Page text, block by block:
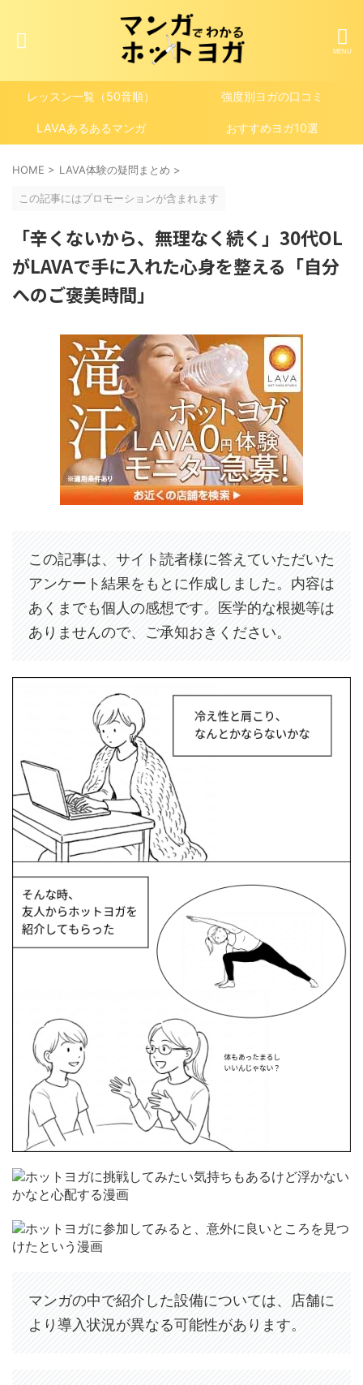
レッスン一覧（50音順） 強度別ヨガの口コミ
LAVAあるあるマンガ おすすめヨガ10選
HOME > LAVA体験の疑問まとめ >
この記事にはプロモーションが含まれます
「辛くないから、無理なく続く」30代OL
がLAVAで手に入れた心身を整える「自分
へのご褒美時間」
この記事は、サイト読者様に答えていただいた
アンケート結果をもとに作成しました。内容は
あくまでも個人の感想です。医学的な根拠等は
ありませんので、ご承知おきください。
マンガの中で紹介した設備については、店舗に
より導入状況が異なる可能性があります。